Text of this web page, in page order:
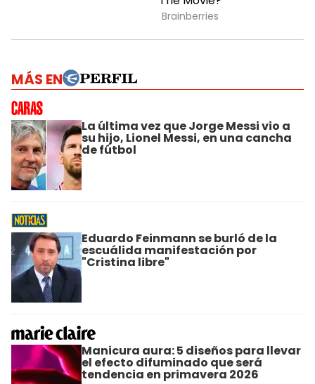
MÁS EN
La última vez que Jorge Messi vio a
su hijo, Lionel Messi, en una cancha
de fútbol
Eduardo Feinmann se burló de la
escuálida manifestación por
"Cristina libre"
Manicura aura: 5 diseños para llevar
el efecto difuminado que será
tendencia en primavera 2026